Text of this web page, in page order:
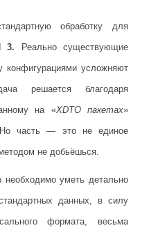
обработку для
3. Реально существующие
усложняют
решается благодаря
на «XDTO пакетах»
Но часть — это не единое
не добьёшься.
уметь детально
данных, в силу
формата, весьма